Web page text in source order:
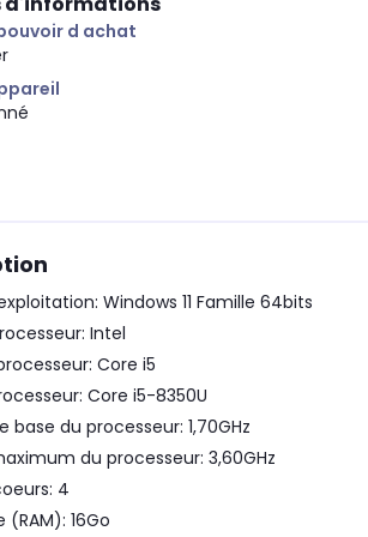
d achat
Windows 11 Famille 64bits
Intel
Core i5
Core i5-8350U
base du processeur: 1,70GHz
du processeur: 3,60GHz
4
16Go